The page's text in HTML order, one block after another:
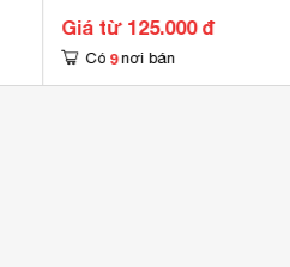
Giá từ 125.000 đ
Có 9 nơi bán